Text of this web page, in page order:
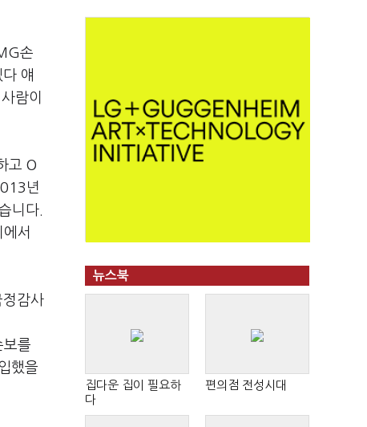
손
얘
람이
고 O
년
니다.
서
감사
를
했을
뉴스북
집다운 집이 필요하
다
편의점 전성시대